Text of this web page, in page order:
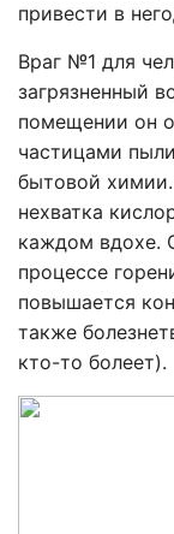
привести в
Враг №1 для
загрязненный
помещении он
частицами
бытовой
нехватка
каждом вдохе.
процессе
повышается
также
кто-то болеет).